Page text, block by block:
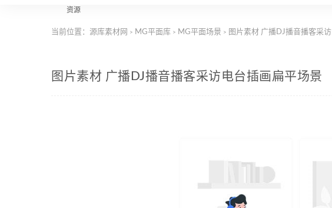
资源
当前位置： 源库素材网 > MG平面库 > MG平面场景 > 图片素材 广播DJ播音播客采
图片素材 广播DJ播音播客采访电台插画扁平场景